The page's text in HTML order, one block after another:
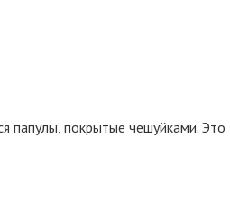
папулы, покрытые чешуйками. Это